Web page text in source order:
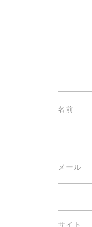
名前
メール
サイト